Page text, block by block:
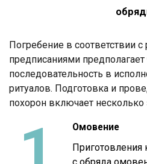
Погребение в соответствии
предписаниями
последовательность в
ритуалов. Подготовка и
похорон включает несколько
Омовение
Приготовления
с обряда